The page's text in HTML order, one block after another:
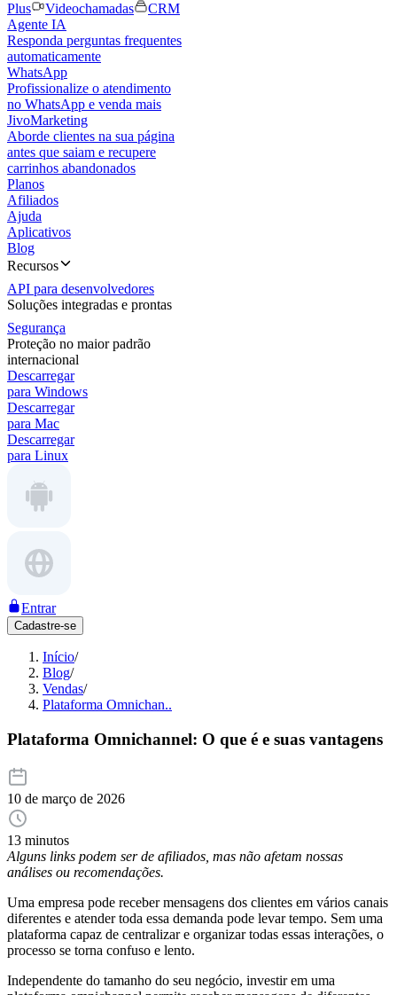
Plus
Videochamadas
CRM
Agente IA
Responda perguntas frequentes
automaticamente
WhatsApp
Profissionalize o atendimento
no WhatsApp e venda mais
JivoMarketing
Aborde clientes na sua página
antes que saiam e recupere
carrinhos abandonados
Planos
Afiliados
Ajuda
Aplicativos
Blog
Recursos
API para desenvolvedores
Soluções integradas e prontas
Segurança
Proteção no maior padrão
internacional
Descarregar
para Windows
Descarregar
para Mac
Descarregar
para Linux
Entrar
Cadastre-se
Início/
Blog/
Vendas/
Plataforma Omnichan..
Plataforma Omnichannel: O que é e suas vantagens
10 de março de 2026
13 minutos
Alguns links podem ser de afiliados, mas não afetam nossas
análises ou recomendações.
Uma empresa pode receber mensagens dos clientes em vários canais
diferentes e atender toda essa demanda pode levar tempo. Sem uma
plataforma capaz de centralizar e organizar todas essas interações, o
processo se torna confuso e lento.
Independente do tamanho do seu negócio, investir em uma